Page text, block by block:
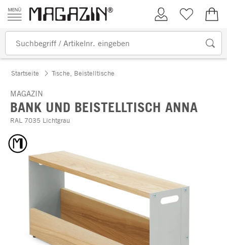
Zum Inhalt springen
Kundenkonto
Merkliste
Startseite Tische, Beistelltische
MAGAZIN
BANK UND BEISTELLTISCH ANNA
RAL 7035 Lichtgrau